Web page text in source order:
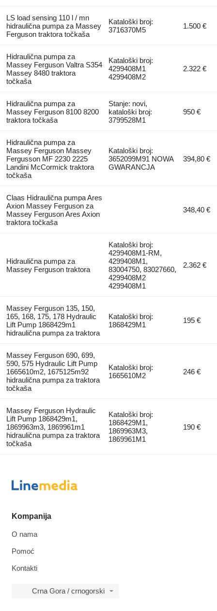
LS load sensing 110 l / mn
hidraulična pumpa za Massey
Ferguson traktora točkaša
Kataloški broj:
3716370M5
1.500 €
Hidraulična pumpa za
Massey Ferguson Valtra S354
Massey 8480 traktora
točkaša
Kataloški broj:
4299408M1
4299408M2
2.322 €
Hidraulična pumpa za
Massey Ferguson 8100 8200
traktora točkaša
Stanje: novi,
kataloški broj:
3799528M1
950 €
Hidraulična pumpa za
Massey Ferguson Massey
Fergusson MF 2230 2225
Landini McCormick traktora
točkaša
Kataloški broj:
3652099M91 NOWA
GWARANCJA
394,80 €
Claas Hidraulična pumpa Ares
Axion Massey Ferguson za
Massey Ferguson Ares Axion
traktora točkaša
348,40 €
Hidraulična pumpa za
Massey Ferguson traktora
Kataloški broj:
4299408M1-RM,
4299408M1,
83004750, 83027660,
4299408M2
4299408M1
2.362 €
Massey Ferguson 135, 150,
165, 168, 175, 178 Hydraulic
Lift Pump 1868429m1
hidraulična pumpa za traktora
Kataloški broj:
1868429M1
195 €
Massey Ferguson 690, 699,
590, 575 Hydraulic Lift Pump
1665610m2, 1675125m92
hidraulična pumpa za traktora
točkaša
Kataloški broj:
1665610M2
246 €
Massey Ferguson Hydraulic
Lift Pump 1868429m1,
1869963m3, 1869961m1
hidraulična pumpa za traktora
točkaša
Kataloški broj:
1868429M1,
1869963M3,
1869961M1
190 €
Kompanija
O nama
Pomoć
Kontakti
Crna Gora / crnogorski